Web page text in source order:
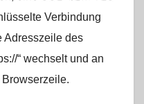
Verbindung
Adresszeile des
“ wechselt und an